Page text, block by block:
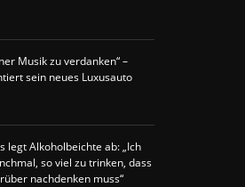
Musik zu verdanken“ –
sein neues Luxusauto
legt Alkoholbeichte ab: „Ich
so viel zu trinken, dass
nachdenken muss“